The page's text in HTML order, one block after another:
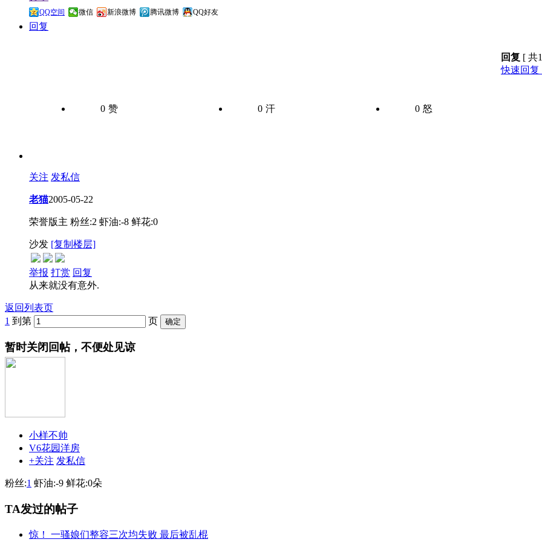
QQ空间 微信 新浪微博 腾讯微博 QQ好友
回复
0 赞 0 汗 0 怒
回复 [ 共
快速回复
关注 发私信
老猫2005-05-22
荣誉版主 粉丝:2 虾油:-8 鲜花:0
沙发 [复制楼层]
举报 打赏 回复
从来就没有意外.
返回列表页
1 到第 页
暂时关闭回帖，不便处见谅
小样不帅
V6花园洋房
+关注 发私信
粉丝:1 虾油:-9 鲜花:0朵
TA发过的帖子
惊！ 一骚娘们整容三次均失败 最后被乱棍